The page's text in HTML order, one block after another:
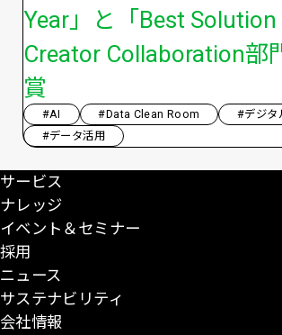
Year」と「Best Solution
Creator Collaboration部
賞
#AI #Data Clean Room
#デジタ
#データ活用
サービス
ナレッジ
イベント＆セミナー
採用
ニュース
サステナビリティ
会社情報